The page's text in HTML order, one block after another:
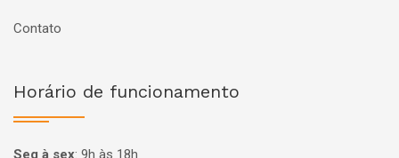
Contato
Horário de funcionamento
Seg à sex: 9h às 18h